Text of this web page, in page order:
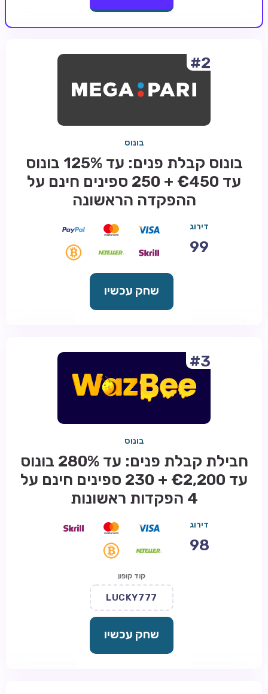
בלוג וחדשות#2
בונוס
בונוס קבלת פנים: עד 125% בונוס
עד €450 + 250 ספינים חינם על
ההפקדה הראשונה
דירוג
99
שחק עכשיו
#3
בונוס
חבילת קבלת פנים: עד 280% בונוס
עד €2,200 + 230 ספינים חינם על
4 הפקדות ראשונות
דירוג
98
קוד קופון
LUCKY777
שחק עכשיו